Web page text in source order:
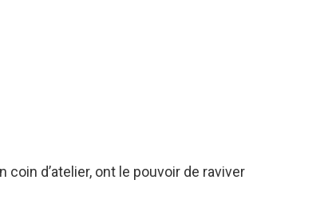
coin d’atelier, ont le pouvoir de raviver